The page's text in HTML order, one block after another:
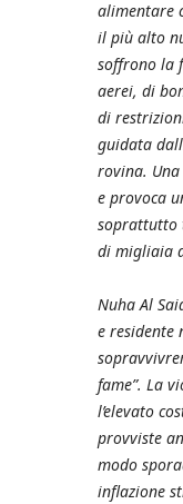
alimentare
il più alto
soffrono la
aerei, di
di
guidata
rovina.
e provoca
soprattutto
di migliaia
Nuha Al
e residente
fame”. La
l’elevato
provviste
modo
inflazione